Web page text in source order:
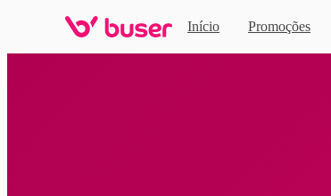
Início Promoções
Home